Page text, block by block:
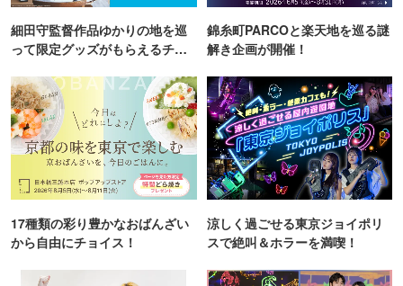
細田守監督作品ゆかりの地を巡
って限定グッズがもらえるチャ
錦糸町PARCOと楽天地を巡る謎
解き企画が開催！
17種類の彩り豊かなおばんざい
から自由にチョイス！
涼しく過ごせる東京ジョイポリ
スで絶叫＆ホラーを満喫！